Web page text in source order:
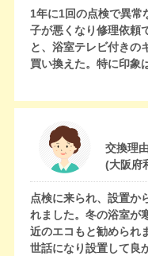
1年に1回の点検で異常
子が悪くなり修理依頼
と、浴室テレビ付きの
買い換えた。特に印象
交換理
(大阪府
点検に来られ、設置か
れました。冬の浴室が
近のエコもと勧められ
世話になり設置して良